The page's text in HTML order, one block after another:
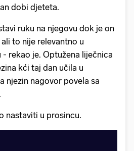
dobi djeteta.
ruku na njegovu dok je on
to nije relevantno u
rekao je. Optužena liječnica
kći taj dan učila u
njezin nagovor povela sa
nastaviti u prosincu.